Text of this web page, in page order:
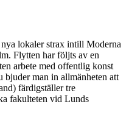
lokaler strax intill Moderna
Flytten har följts av en
arbete med offentlig konst
bjuder man in allmänheten att
färdigställer tre
fakulteten vid Lunds